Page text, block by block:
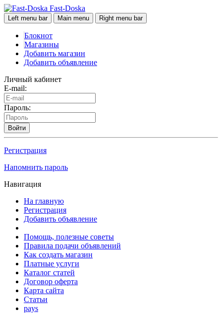
Fast-Doska
Left menu bar Main menu Right menu bar
Блокнот
Магазины
Добавить магазин
Добавить объявление
Личный кабинет
E-mail:
Пароль:
Войти
Регистрация
Напомнить пароль
Навигация
На главную
Регистрация
Добавить объявление
Помощь, полезные советы
Правила подачи объявлений
Как создать магазин
Платные услуги
Каталог статей
Договор оферта
Карта сайта
Статьи
pays